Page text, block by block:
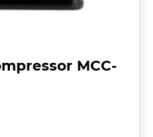
MCC-